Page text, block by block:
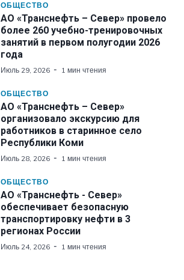
ОБЩЕСТВО
АО «Транснефть – Север» провело
более 260 учебно-тренировочных
занятий в первом полугодии 2026
года
Июль 29, 2026 1 мин чтения
ОБЩЕСТВО
АО «Транснефть – Север»
организовало экскурсию для
работников в старинное село
Республики Коми
Июль 28, 2026 1 мин чтения
ОБЩЕСТВО
АО «Транснефть - Север»
обеспечивает безопасную
транспортировку нефти в 3
регионах России
Июль 24, 2026 1 мин чтения